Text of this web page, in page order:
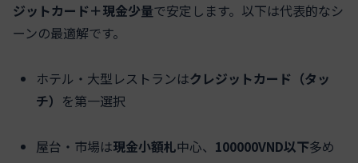
ジットカード＋現金少量で安定します。以下は代表的なシ
ーンの最適解です。
ホテル・大型レストランはクレジットカード（タッ
チ） を第一選択
屋台・市場は現金小額札中心、 100000VND以下多め